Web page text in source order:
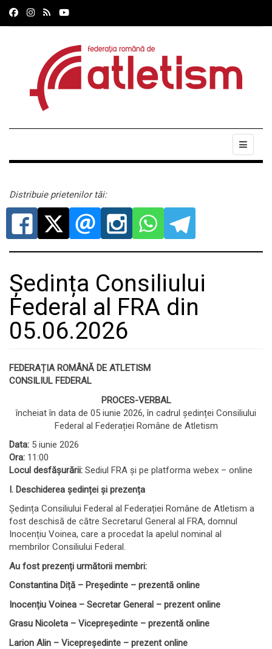
Distribuie prietenilor tăi:
Ședința Consiliului
Federal al FRA din
05.06.2026
FEDERAȚIA ROMÂNĂ DE ATLETISM
CONSILIUL FEDERAL
PROCES-VERBAL
încheiat în data de 05 iunie 2026, în cadrul ședinței Consiliului
Federal al Federației Române de Atletism
Data: 5 iunie 2026
Ora: 11:00
Locul desfășurării: Sediul FRA și pe platforma webex – online
I. Deschiderea ședinței și prezența
Ședința Consiliului Federal al Federației Române de Atletism a
fost deschisă de către Secretarul General al FRA, domnul
Inocențiu Voinea, care a procedat la apelul nominal al
membrilor Consiliului Federal.
Au fost prezenți următorii membri:
Constantina Diță – Președinte – prezentă online
Inocențiu Voinea – Secretar General – prezent online
Grasu Nicoleta – Vicepreședinte – prezentă online
Larion Alin – Vicepreședinte – prezent online